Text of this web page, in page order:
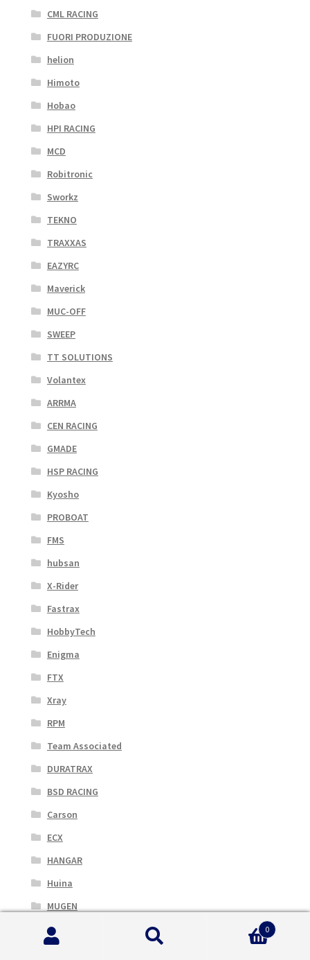
CML RACING
FUORI PRODUZIONE
helion
Himoto
Hobao
HPI RACING
MCD
Robitronic
Sworkz
TEKNO
TRAXXAS
EAZYRC
Maverick
MUC-OFF
SWEEP
TT SOLUTIONS
Volantex
ARRMA
CEN RACING
GMADE
HSP RACING
Kyosho
PROBOAT
FMS
hubsan
X-Rider
Fastrax
HobbyTech
Enigma
FTX
Xray
RPM
Team Associated
DURATRAX
BSD RACING
Carson
ECX
HANGAR
Huina
MUGEN
Nine Eagles
0